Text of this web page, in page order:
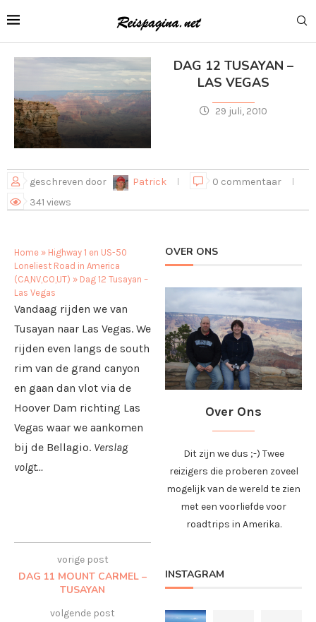
DAG 12 TUSAYAN –
LAS VEGAS
29 juli, 2010
geschreven door Patrick
0 commentaar
341 views
Home » Highway 1 en US-50
Loneliest Road in America
(CA,NV,CO,UT) » Dag 12 Tusayan –
Las Vegas
Vandaag rijden we van
Tusayan naar Las Vegas. We
rijden even langs de south
rim van de grand canyon
en gaan dan vlot via de
Hoover Dam richting Las
Vegas waar we aankomen
bij de Bellagio. Verslag
volgt…
vorige post
DAG 11 MOUNT CARMEL –
TUSAYAN
volgende post
OVER ONS
Over Ons
Dit zijn we dus ;-) Twee
reizigers die proberen zoveel
mogelijk van de wereld te zien
met een voorliefde voor
roadtrips in Amerika.
INSTAGRAM